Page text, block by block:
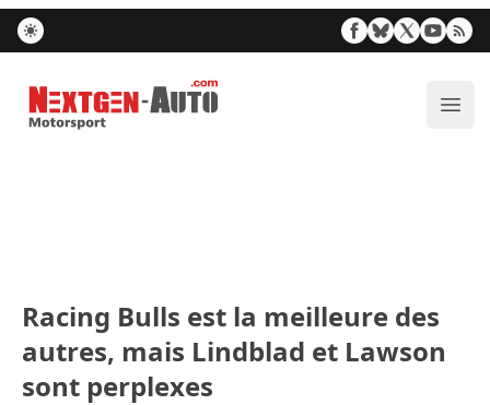
Nextgen-Auto.com
Racing Bulls est la meilleure des
autres, mais Lindblad et Lawson
sont perplexes